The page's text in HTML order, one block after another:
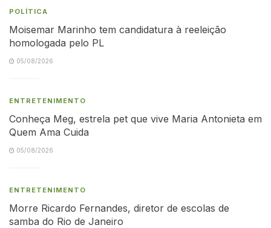
POLÍTICA
Moisemar Marinho tem candidatura à reeleição
homologada pelo PL
05/08/2026
ENTRETENIMENTO
Conheça Meg, estrela pet que vive Maria Antonieta em
Quem Ama Cuida
05/08/2026
ENTRETENIMENTO
Morre Ricardo Fernandes, diretor de escolas de
samba do Rio de Janeiro